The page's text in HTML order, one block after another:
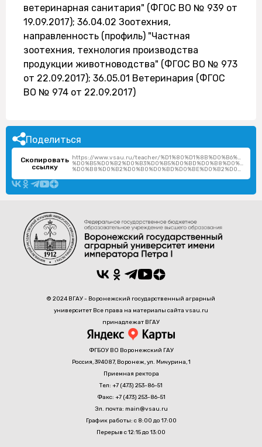
ветеринарная санитария" (ФГОС ВО № 939 от
19.09.2017); 36.04.02 Зоотехния,
направленность (профиль) "Частная
зоотехния, технология производства
продукции животноводства" (ФГОС ВО № 973
от 22.09.2017); 36.05.01 Ветеринария (ФГОС
ВО № 974 от 22.09.2017)
Поделиться
Скопировать
ссылку
https://www.vsau.ru/teacher/
%D0%B5%D0%B2%D0%B3%D0%B5%D0%BD%D0%B8%D0%B9-
%D0%B8%D0%B2%D0%B0%D0%BD%D0%BE%D0%B2%D0%B8%D1%87/
© 2024 ВГАУ - Воронежский государственный аграрный
университет Все права на материалы сайта vsau.ru
принадлежат ВГАУ
ФГБОУ ВО Воронежский ГАУ
Россия, 394087, Воронеж, ул. Мичурина, 1
Приемная ректора
Тел: +7 (473) 253-86-51
Факс: +7 (473) 253-86-51
Эл. почта: main@vsau.ru
График работы: с 8:00 до 17:00
Перерыв с 12:15 до 13:00